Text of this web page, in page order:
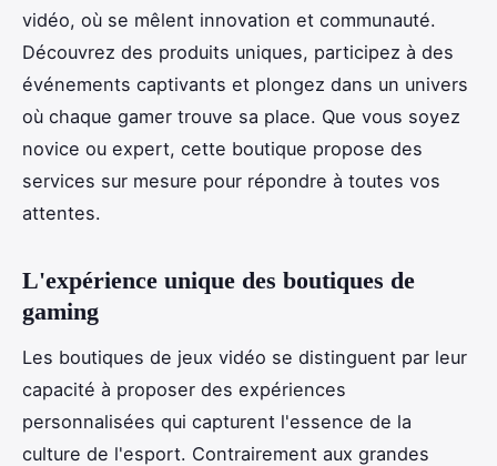
vidéo, où se mêlent innovation et communauté.
Découvrez des produits uniques, participez à des
événements captivants et plongez dans un univers
où chaque gamer trouve sa place. Que vous soyez
novice ou expert, cette boutique propose des
services sur mesure pour répondre à toutes vos
attentes.
L'expérience unique des boutiques de
gaming
Les boutiques de jeux vidéo se distinguent par leur
capacité à proposer des expériences
personnalisées qui capturent l'essence de la
culture de l'esport. Contrairement aux grandes